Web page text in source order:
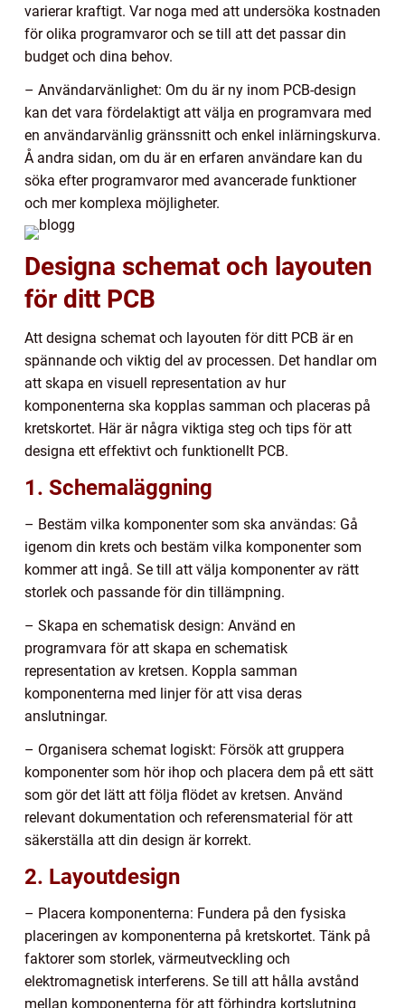
varierar kraftigt. Var noga med att undersöka kostnaden
för olika programvaror och se till att det passar din
budget och dina behov.
– Användarvänlighet: Om du är ny inom PCB-design
kan det vara fördelaktigt att välja en programvara med
en användarvänlig gränssnitt och enkel inlärningskurva.
Å andra sidan, om du är en erfaren användare kan du
söka efter programvaror med avancerade funktioner
och mer komplexa möjligheter.
Designa schemat och layouten
för ditt PCB
Att designa schemat och layouten för ditt PCB är en
spännande och viktig del av processen. Det handlar om
att skapa en visuell representation av hur
komponenterna ska kopplas samman och placeras på
kretskortet. Här är några viktiga steg och tips för att
designa ett effektivt och funktionellt PCB.
1. Schemaläggning
– Bestäm vilka komponenter som ska användas: Gå
igenom din krets och bestäm vilka komponenter som
kommer att ingå. Se till att välja komponenter av rätt
storlek och passande för din tillämpning.
– Skapa en schematisk design: Använd en
programvara för att skapa en schematisk
representation av kretsen. Koppla samman
komponenterna med linjer för att visa deras
anslutningar.
– Organisera schemat logiskt: Försök att gruppera
komponenter som hör ihop och placera dem på ett sätt
som gör det lätt att följa flödet av kretsen. Använd
relevant dokumentation och referensmaterial för att
säkerställa att din design är korrekt.
2. Layoutdesign
– Placera komponenterna: Fundera på den fysiska
placeringen av komponenterna på kretskortet. Tänk på
faktorer som storlek, värmeutveckling och
elektromagnetisk interferens. Se till att hålla avstånd
mellan komponenterna för att förhindra kortslutning